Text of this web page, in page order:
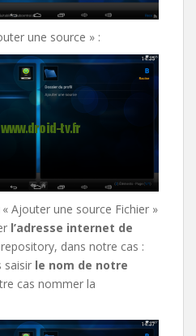
une source » :
Ajouter une source Fichier »
l’adresse internet de
dans notre cas :
saisir le nom de notre
cas nommer la